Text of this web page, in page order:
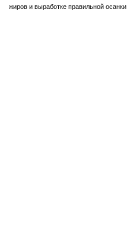
жиров и выработке правильной осанки.